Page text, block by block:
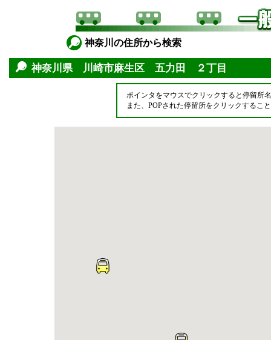
神奈川の住所から検索
神奈川県 川崎市麻生区 五力田 ２丁目
ポインタをマウスでクリックすると停留所
また、POPされた停留所をクリックするこ